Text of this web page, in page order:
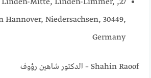
Linden-Mitte, Linden-Limmer,
Hannover, Niedersachsen, 30449,
Germany
Shahin Raoof – الدكتور شاهين رؤوف